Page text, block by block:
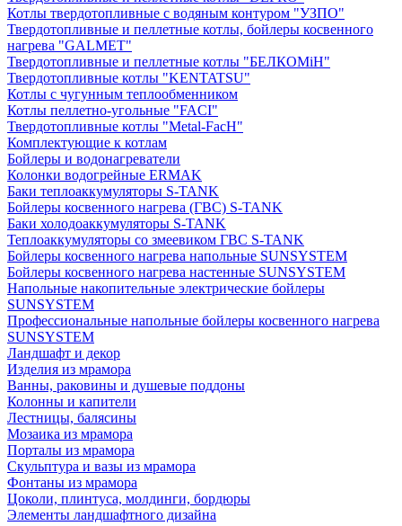
Котлы твердотопливные с водяным контуром "УЗПО"
Твердотопливные и пеллетные котлы, бойлеры косвенного
нагрева "GALMET"
Твердотопливные и пеллетные котлы "БЕЛКОМiН"
Твердотопливные котлы "KENTATSU"
Котлы с чугунным теплообменником
Котлы пеллетно-угольные "FACI"
Твердотопливные котлы "Metal-FacH"
Комплектующие к котлам
Бойлеры и водонагреватели
Колонки водогрейные ERMAK
Баки теплоаккумуляторы S-TANK
Бойлеры косвенного нагрева (ГВС) S-TANK
Баки холодоаккумуляторы S-TANK
Теплоаккумуляторы со змеевиком ГВС S-TANK
Бойлеры косвенного нагрева напольные SUNSYSTEM
Бойлеры косвенного нагрева настенные SUNSYSTEM
Напольные накопительные электрические бойлеры
SUNSYSTEM
Профессиональные напольные бойлеры косвенного нагрева
SUNSYSTEM
Ландшафт и декор
Изделия из мрамора
Ванны, раковины и душевые поддоны
Колонны и капители
Лестницы, балясины
Мозаика из мрамора
Порталы из мрамора
Скульптура и вазы из мрамора
Фонтаны из мрамора
Цоколи, плинтуса, молдинги, бордюры
Элементы ландшафтного дизайна